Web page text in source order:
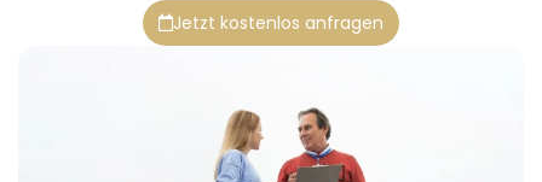
Jetzt kostenlos anfragen